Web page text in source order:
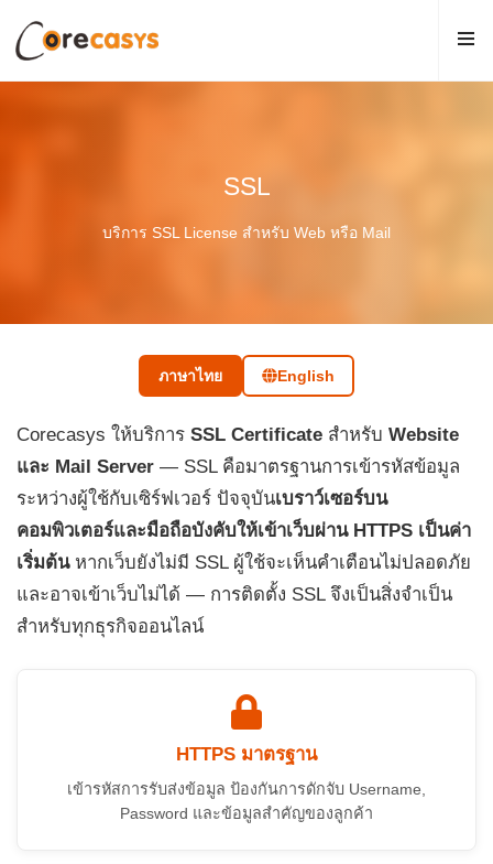
SSL
บริการ SSL License สำหรับ Web หรือ Mail
ภาษาไทย English
Corecasys ให้บริการ SSL Certificate สำหรับ Website
และ Mail Server — SSL คือมาตรฐานการเข้ารหัสข้อมูล
ระหว่างผู้ใช้กับเซิร์ฟเวอร์ ปัจจุบันเบราว์เซอร์บน
คอมพิวเตอร์และมือถือบังคับให้เข้าเว็บผ่าน HTTPS เป็นค่า
เริ่มต้นหากเว็บยังไม่มี SSL ผู้ใช้จะเห็นคำเตือนไม่ปลอดภัย
และอาจเข้าเว็บไม่ได้ — การติดตั้ง SSL จึงเป็นสิ่งจำเป็น
สำหรับทุกธุรกิจออนไลน์
HTTPS มาตรฐาน
เข้ารหัสการรับส่งข้อมูล ป้องกันการดักจับ Username,
Password และข้อมูลสำคัญของลูกค้า